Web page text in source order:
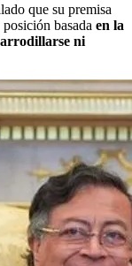
que su premisa
basada en la
ni